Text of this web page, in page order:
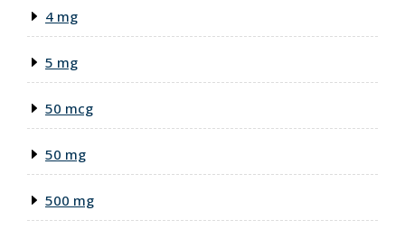
4 mg
5 mg
50 mcg
50 mg
500 mg